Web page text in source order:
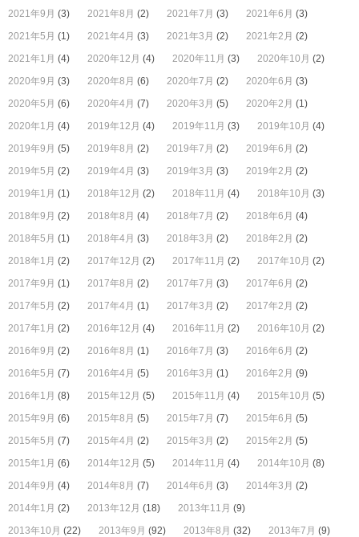
2021年9月 (3) 2021年8月 (2) 2021年7月 (3) 2021年6月 (3)
2021年5月 (1) 2021年4月 (3) 2021年3月 (2) 2021年2月 (2)
2021年1月 (4) 2020年12月 (4) 2020年11月 (3) 2020年10月 (2)
2020年9月 (3) 2020年8月 (6) 2020年7月 (2) 2020年6月 (3)
2020年5月 (6) 2020年4月 (7) 2020年3月 (5) 2020年2月 (1)
2020年1月 (4) 2019年12月 (4) 2019年11月 (3) 2019年10月 (4)
2019年9月 (5) 2019年8月 (2) 2019年7月 (2) 2019年6月 (2)
2019年5月 (2) 2019年4月 (3) 2019年3月 (3) 2019年2月 (2)
2019年1月 (1) 2018年12月 (2) 2018年11月 (4) 2018年10月 (3)
2018年9月 (2) 2018年8月 (4) 2018年7月 (2) 2018年6月 (4)
2018年5月 (1) 2018年4月 (3) 2018年3月 (2) 2018年2月 (2)
2018年1月 (2) 2017年12月 (2) 2017年11月 (2) 2017年10月 (2)
2017年9月 (1) 2017年8月 (2) 2017年7月 (3) 2017年6月 (2)
2017年5月 (2) 2017年4月 (1) 2017年3月 (2) 2017年2月 (2)
2017年1月 (2) 2016年12月 (4) 2016年11月 (2) 2016年10月 (2)
2016年9月 (2) 2016年8月 (1) 2016年7月 (3) 2016年6月 (2)
2016年5月 (7) 2016年4月 (5) 2016年3月 (1) 2016年2月 (9)
2016年1月 (8) 2015年12月 (5) 2015年11月 (4) 2015年10月 (5)
2015年9月 (6) 2015年8月 (5) 2015年7月 (7) 2015年6月 (5)
2015年5月 (7) 2015年4月 (2) 2015年3月 (2) 2015年2月 (5)
2015年1月 (6) 2014年12月 (5) 2014年11月 (4) 2014年10月 (8)
2014年9月 (4) 2014年8月 (7) 2014年6月 (3) 2014年3月 (2)
2014年1月 (2) 2013年12月 (18) 2013年11月 (9)
2013年10月 (22) 2013年9月 (92) 2013年8月 (32) 2013年7月 (9)